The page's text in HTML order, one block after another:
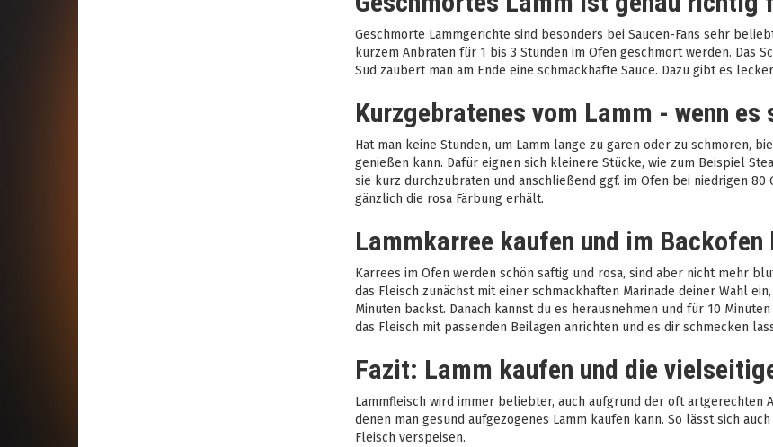
Geschmorte Lammgerichte sind besonders bei Saucen-Fans sehr
kurzem Anbraten für 1 bis 3 Stunden im Ofen geschmort werden. Das
Sud zaubert man am Ende eine schmackhafte Sauce. Dazu gibt es
Kurzgebratenes vom Lamm - wenn es
Hat man keine Stunden, um Lamm lange zu garen oder zu schmoren,
genießen kann. Dafür eignen sich kleinere Stücke, wie zum Beispiel
sie kurz durchzubraten und anschließend ggf. im Ofen bei niedrigen 80
gänzlich die rosa Färbung erhält.
Lammkarree kaufen und im Backofen
Karrees im Ofen werden schön saftig und rosa, sind aber nicht mehr
das Fleisch zunächst mit einer schmackhaften Marinade deiner Wahl
Minuten backst. Danach kannst du es herausnehmen und für 10
das Fleisch mit passenden Beilagen anrichten und es dir schmecken
Fazit: Lamm kaufen und die
Lammfleisch wird immer beliebter, auch aufgrund der oft artgerechten
denen man gesund aufgezogenes Lamm kaufen kann. So lässt sich
Fleisch verspeisen.